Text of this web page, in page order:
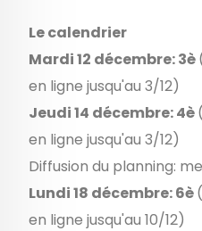
Le calendrier
Mardi 12 décembre: 3è
en ligne jusqu'au 3/12)
Jeudi 14 décembre: 4è
en ligne jusqu'au 3/12)
Diffusion du planning:
Lundi 18 décembre: 6è
en ligne jusqu'au 10/12)